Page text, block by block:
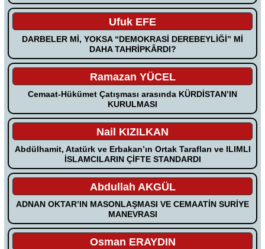
Ufuk EFE
DARBELER Mİ, YOKSA “DEMOKRASİ DEREBEYLİĞİ” Mİ
DAHA TAHRİPKÂRDI?
Ramazan YÜCEL
Cemaat-Hükümet Çatışması arasında KÜRDİSTAN’IN
KURULMASI
Nail KIZILKAN
Abdülhamit, Atatürk ve Erbakan’ın Ortak Tarafları ve ILIMLI
İSLAMCILARIN ÇİFTE STANDARDI
Abdullah AKGÜL
ADNAN OKTAR’IN MASONLAŞMASI VE CEMAATİN SURİYE
MANEVRASI
Osman ERAYDIN